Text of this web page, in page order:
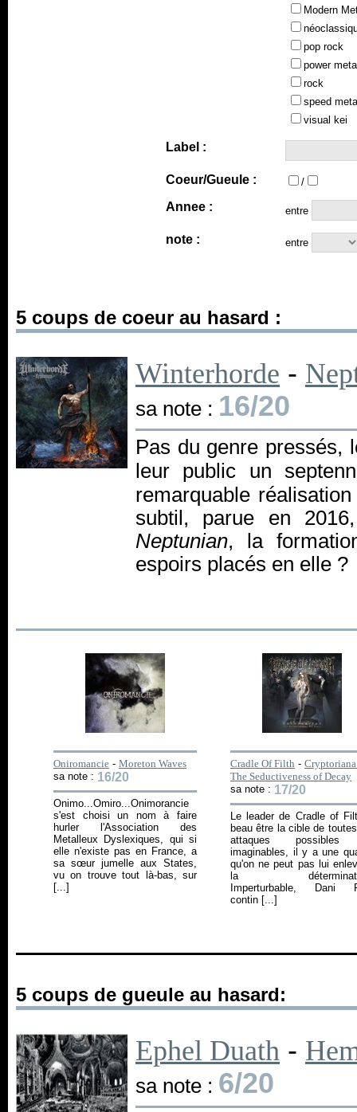
Modern
pop rock
power
rock
speed
visual kei
Label :
Coeur/Gueule : /
Annee : entre
note : entre
5 coups de coeur au hasard :
Winterhorde -
sa note : 16/20
Pas du genre pressés,
leur public un
remarquable
subtil, parue en
Neptunian, la
espoirs placés en elle ?
Oniromancie - Moreton Waves
sa note : 16/20
Onimo...Omiro...Onimorancie
s'est choisi un nom à faire
hurler l'Association des
Metalleux Dyslexiques, qui si
elle n'existe pas en France, a
sa sœur jumelle aux States,
vu on trouve tout là-bas, sur
[...]
Cradle Of Filth -
The Seductiveness of Decay
sa note : 17/20
Le leader de Cradle of
beau être la cible de
attaques
imaginables, il y a une
qu'on ne peut pas lui
la
Imperturbable, Dani
contin [...]
5 coups de gueule au hasard:
Ephel Duath -
sa note : 6/20